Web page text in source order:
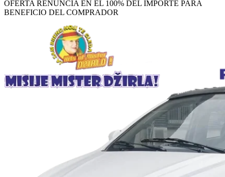
OFERTA RENUNCIA EN EL 100% DEL IMPORTE PARA
BENEFICIO DEL COMPRADOR